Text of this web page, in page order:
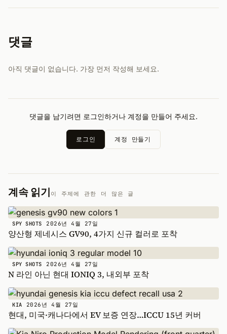
댓글
아직 댓글이 없습니다. 가장 먼저 작성해 보세요.
댓글을 남기려면 로그인하거나 계정을 만들어 주세요.
로그인 계정 만들기
계속 읽기 이 주제에 관한 더 많은 글
SPY SHOTS 2026년 4월 27일
양산형 제네시스 GV90, 4가지 신규 컬러로 포착
SPY SHOTS 2026년 4월 27일
N 라인 아닌 현대 IONIQ 3, 내외부 포착
KIA 2026년 4월 27일
현대, 미국·캐나다에서 EV 보증 연장…ICCU 15년 커버